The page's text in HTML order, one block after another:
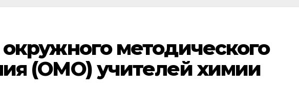
методического
(ОМО) учителей химии